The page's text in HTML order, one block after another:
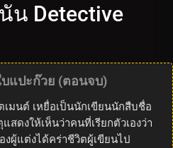
น Detective
แปะก๊วย (ตอนจบ)
มนต์ เหยื่อเป็นนักเขียนนักสืบชื่อ
สดงให้เห็นว่าคนที่เรียกตัวเองว่า
ผู้แต่งได้คร่าชีวิตผู้เขียนไป